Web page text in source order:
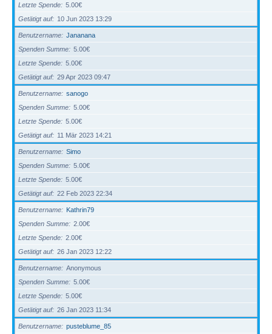
Letzte Spende
5.00€
Getätigt auf
10 Jun 2023 13:29
Benutzername
Jananana
Spenden Summe
5.00€
Letzte Spende
5.00€
Getätigt auf
29 Apr 2023 09:47
Benutzername
sanogo
Spenden Summe
5.00€
Letzte Spende
5.00€
Getätigt auf
11 Mär 2023 14:21
Benutzername
Simo
Spenden Summe
5.00€
Letzte Spende
5.00€
Getätigt auf
22 Feb 2023 22:34
Benutzername
Kathrin79
Spenden Summe
2.00€
Letzte Spende
2.00€
Getätigt auf
26 Jan 2023 12:22
Benutzername
Anonymous
Spenden Summe
5.00€
Letzte Spende
5.00€
Getätigt auf
26 Jan 2023 11:34
Benutzername
pusteblume_85